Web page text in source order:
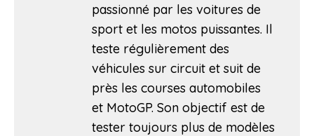
passionné par les voitures de
sport et les motos puissantes. Il
teste régulièrement des
véhicules sur circuit et suit de
près les courses automobiles
et MotoGP. Son objectif est de
tester toujours plus de modèles